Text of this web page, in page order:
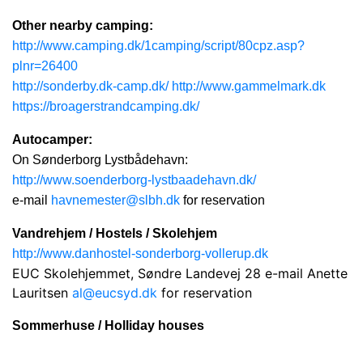
Other nearby camping:
http://www.camping.dk/1camping/script/80cpz.asp?
plnr=26400
http://sonderby.dk-camp.dk/ http://www.gammelmark.dk
https://broagerstrandcamping.dk/
Autocamper:
On Sønderborg Lystbådehavn:
http://www.soenderborg-lystbaadehavn.dk/
e-mail
havnemester@slbh.dk for reservation
Vandrehjem / Hostels / Skolehjem
http://www.danhostel-sonderborg-vollerup.dk
EUC Skolehjemmet, Søndre Landevej 28 e-mail Anette
Lauritsen al@eucsyd.dk for reservation
Sommerhuse / Holliday houses